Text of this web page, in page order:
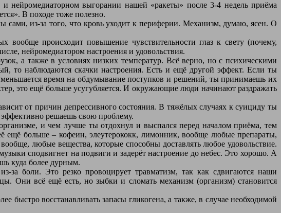
выгорании нашей «ракеты» после 3-4 недель приёма
В походе тоже полезно.
из-за того, что кровь уходит к периферии. Механизм, думаю, ясен. О
происходит повышение чувствительности глаз к свету (почему,
нейромедиатором настроения и удовольствия.
а также в условиях низких температур. Всё верно, но с психическими
то наблюдаются скачки настроения. Есть и ещё другой эффект. Если ты
время на обдумывание поступков и решений, ты принимаешь их
это ещё больше усугубляется. И окружающие люди начинают раздражать
от причин депрессивного состояния. В тяжёлых случаях к суициду ты
решаешь свою проблему.
и чем лучше ты отдохнул и выспался перед началом приёма, тем
ещё больше – кофеин, элеутерококк, лимонник, вообще любые препараты,
любые вещества, которые способны доставлять любое удовольствие.
сподвигнет на подвиги и задерёт настроение до небес. Это хорошо. А
куда более дурным.
за боли. Это резко провоцирует травматизм, так как сдвигаются наши
Они всё ещё есть, но зыбки и сломать механизм (организм) становится
быстро восстанавливать запасы гликогена, а также, в случае необходимой